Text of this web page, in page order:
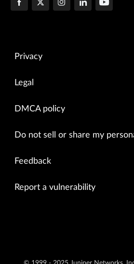
Privacy
Legal
DMCA policy
Do not sell or share my
Feedback
Report a vulnerability